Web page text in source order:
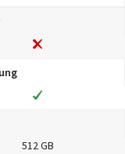
512 GB